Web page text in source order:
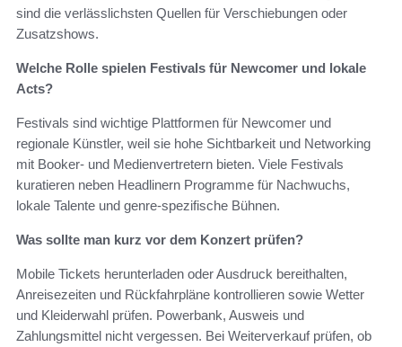
sind die verlässlichsten Quellen für Verschiebungen oder
Zusatzshows.
Welche Rolle spielen Festivals für Newcomer und lokale
Acts?
Festivals sind wichtige Plattformen für Newcomer und
regionale Künstler, weil sie hohe Sichtbarkeit und Networking
mit Booker‑ und Medienvertretern bieten. Viele Festivals
kuratieren neben Headlinern Programme für Nachwuchs,
lokale Talente und genre‑spezifische Bühnen.
Was sollte man kurz vor dem Konzert prüfen?
Mobile Tickets herunterladen oder Ausdruck bereithalten,
Anreisezeiten und Rückfahrpläne kontrollieren sowie Wetter
und Kleiderwahl prüfen. Powerbank, Ausweis und
Zahlungsmittel nicht vergessen. Bei Weiterverkauf prüfen, ob